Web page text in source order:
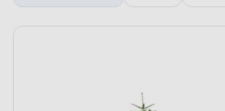
żywe